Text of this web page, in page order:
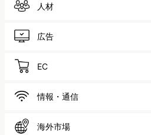
人材
広告
EC
情報・通信
海外市場